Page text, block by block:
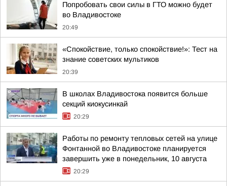
Попробовать свои силы в ГТО можно будет
во Владивостоке
20:49
«Спокойствие, только спокойствие!»: Тест на
знание советских мультиков
20:39
В школах Владивостока появится больше
секций киокусинкай
20:29
Работы по ремонту тепловых сетей на улице
Фонтанной во Владивостоке планируется
завершить уже в понедельник, 10 августа
20:29